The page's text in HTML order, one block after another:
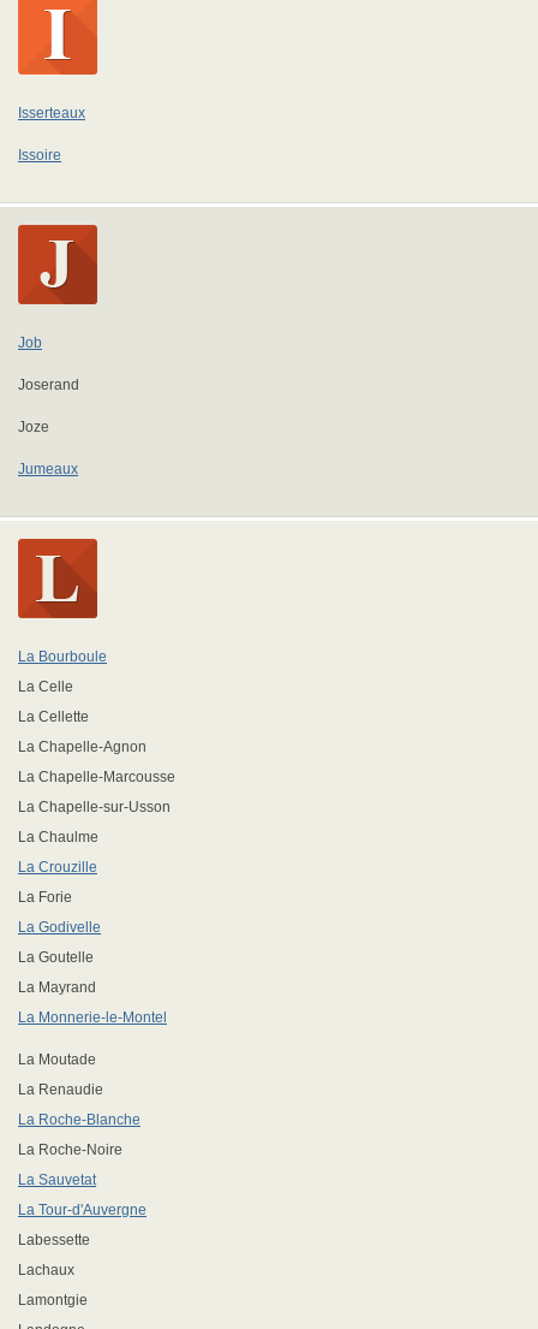
Isserteaux
Issoire
Job
Joserand
Joze
Jumeaux
La Bourboule
La Celle
La Cellette
La Chapelle-Agnon
La Chapelle-Marcousse
La Chapelle-sur-Usson
La Chaulme
La Crouzille
La Forie
La Godivelle
La Goutelle
La Mayrand
La Monnerie-le-Montel
La Moutade
La Renaudie
La Roche-Blanche
La Roche-Noire
La Sauvetat
La Tour-d'Auvergne
Labessette
Lachaux
Lamontgie